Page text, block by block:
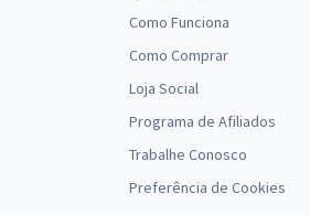
Como Funciona
Como Comprar
Loja Social
Programa de Afiliados
Trabalhe Conosco
Preferência de Cookies